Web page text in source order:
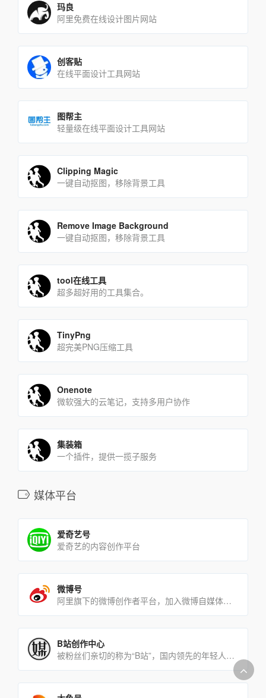
玛良
阿里免费在线设计图片网站
创客贴
在线平面设计工具网站
图帮主
轻量级在线平面设计工具网站
Clipping Magic
一键自动抠图，移除背景工具
Remove Image Background
一键自动抠图，移除背景工具
tool在线工具
超多超好用的工具集合。
TinyPng
超完美PNG压缩工具
Onenote
微软强大的云笔记，支持多用户协作
集装箱
一个插件，提供一揽子服务
媒体平台
爱奇艺号
爱奇艺的内容创作平台
微博号
阿里旗下的微博创作者平台，加入微博自媒体，你就是品牌
B站创作中心
被粉丝们亲切的称为“B站”，国内领先的年轻人文化社区